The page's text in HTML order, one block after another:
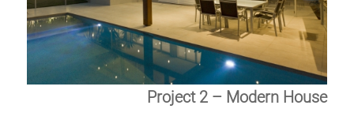
Project 2 – Modern House